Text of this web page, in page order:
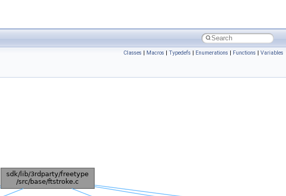
Classes | Macros | Typedefs | Enumerations | Functions | Variables